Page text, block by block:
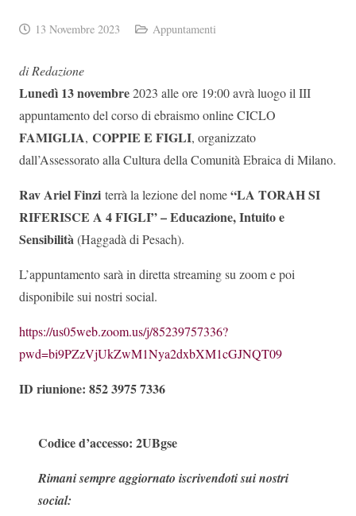
13 Novembre 2023 Appuntamenti
di Redazione
Lunedì 13 novembre2023 alle ore 19:00 avrà luogo il III
appuntamento del corso di ebraismo online CICLO
FAMIGLIA, COPPIE E FIGLI, organizzato
dall’Assessorato alla Cultura della Comunità Ebraica di Milano.
Rav Ariel Finzi terrà la lezione del nome“LA TORAH SI
RIFERISCE A 4 FIGLI” – Educazione, Intuito e
Sensibilità(Haggadà di Pesach).
L’appuntamento sarà in diretta streaming su zoom e poi
disponibile sui nostri social.
https://us05web.zoom.us/j/85239757336?
pwd=bi9PZzVjUkZwM1Nya2dxbXM1cGJNQT09
ID riunione: 852 3975 7336
Codice d’accesso: 2UBgse
Rimani sempre aggiornato iscrivendoti sui nostri
social: